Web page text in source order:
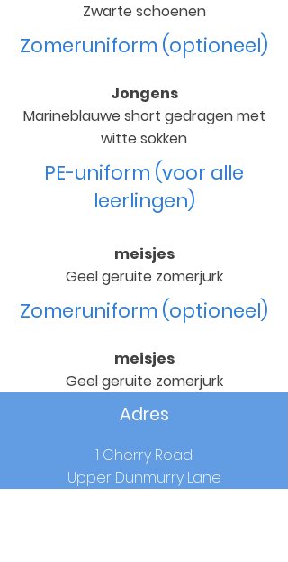
Zwarte schoenen
Zomeruniform (optioneel)
Jongens
Marineblauwe short gedragen met
witte sokken
PE-uniform (voor alle
leerlingen)
meisjes
Geel geruite zomerjurk
Zomeruniform (optioneel)
meisjes
Geel geruite zomerjurk
Adres
1 Cherry Road
Upper Dunmurry Lane